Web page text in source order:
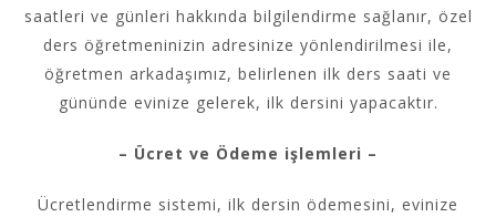
saatleri ve günleri hakkında bilgilendirme sağlanır, özel
ders öğretmeninizin adresinize yönlendirilmesi ile,
öğretmen arkadaşımız, belirlenen ilk ders saati ve
gününde evinize gelerek, ilk dersini yapacaktır.
– Ücret ve Ödeme işlemleri –
Ücretlendirme sistemi, ilk dersin ödemesini, evinize